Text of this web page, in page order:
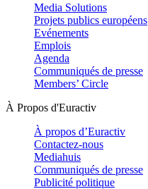
Media Solutions
Projets publics européens
Evénements
Emplois
Agenda
Communiqués de presse
Members’ Circle
À Propos d'Euractiv
À propos d’Euractiv
Contactez-nous
Mediahuis
Communiqués de presse
Publicité politique